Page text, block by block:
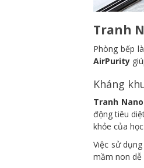
Tranh
Phòng bếp
AirPurity
Kháng
Tranh
động tiêu
khỏe của
Việc sử dụng
mầm non dễ